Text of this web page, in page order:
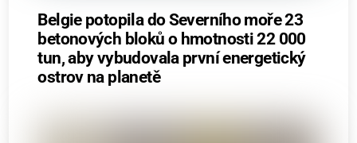
Belgie potopila do Severního moře 23
betonových bloků o hmotnosti 22 000
tun, aby vybudovala první energetický
ostrov na planetě